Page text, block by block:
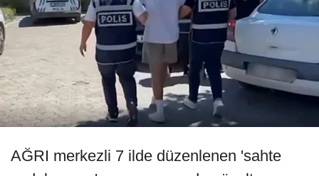
AĞRI merkezli 7 ilde düzenlenen 'sahte